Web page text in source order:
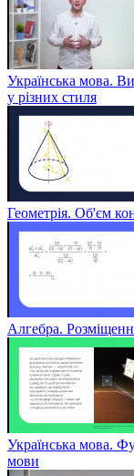
Українська мова.
у різних стиля
Геометрія. Об'єм
Алгебра.
Українська мова.
мови